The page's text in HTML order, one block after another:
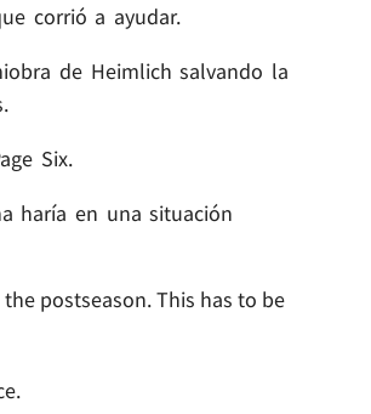
corrió a ayudar.
de Heimlich salvando la
Six.
haría en una situación
postseason. This has to be